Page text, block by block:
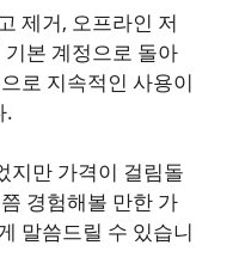
제거, 오프라인 저
본 계정으로 돌아
로 지속적인 사용이
.
지만 가격이 걸림돌
경험해볼 만한 가
말씀드릴 수 있습니